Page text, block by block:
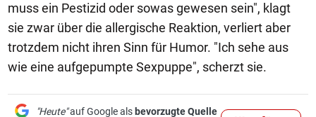
muss ein Pestizid oder sowas gewesen sein", klagt
sie zwar über die allergische Reaktion, verliert aber
trotzdem nicht ihren Sinn für Humor. "Ich sehe aus
wie eine aufgepumpte Sexpuppe", scherzt sie.
"Heute"auf Google als bevorzugte Quelle